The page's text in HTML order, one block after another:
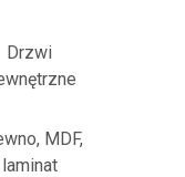
Drzwi
MDF,
laminat